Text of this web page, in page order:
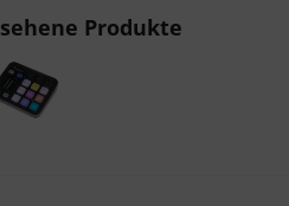
Produkte